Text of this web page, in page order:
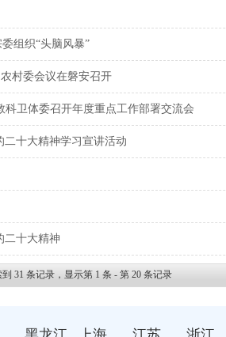
组织“头脑风暴”
村委会议在磐安召开
卫体委召开年度重点工作部署交流会
二十大精神学习宣讲活动
二十大精神
31 条记录，显示第 1 条 - 第 20 条记录